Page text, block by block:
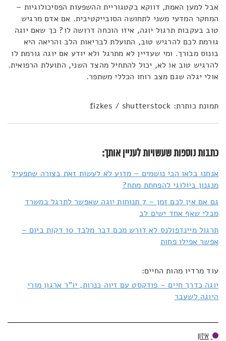
אבל למען האמת, דווקא בקטגוריית ההשפעות הפסיכולוגיות –
המחקר המדעי משני לתחושה הסובייקטיבית. אם אדם מרגיש
טוב בעקבות תרגול יוגה, איזו הוכחה דרושה לו? כך שאם יוגה
גורמת לכם להרגיש טוב, התועלת לבריאות הלב והריאה היא
בונוס מבורך. ומי שעדיין לא מתרגל ולא יודע אם יוגה גורמת לו
להרגיש טוב או לא, יכול להתחיל מהצד השני, התועלת הרפואית.
אולי יגלה שגם מצב רוחו הכללי משתפר.
תמונת כותרת: fizkes / shutterstock
כתבות נוספות שעשויות לעניין אותך:
אנחנו בלאו הכי נושמים – מדוע לא לעשות זאת בצורה שתפעיל
מנגנון ביולוגי להפחתת מתח?
גם אם אין לכם זמן – 7 תנוחות יוגה שאפשר לתרגל במשרד
מבלי שאף אחד ישים לב
תרגול מיינדפולנס לא דורש מכם דבר מלבד 10 דקות ביום –
אפשר אפילו פחות
עוד מרדיו מהות החיים:
יוגה כדרך חיים – פודקסט עם זיוה כנרות, יו"ר ארגון מורי
היוגה לשעבר
איזון